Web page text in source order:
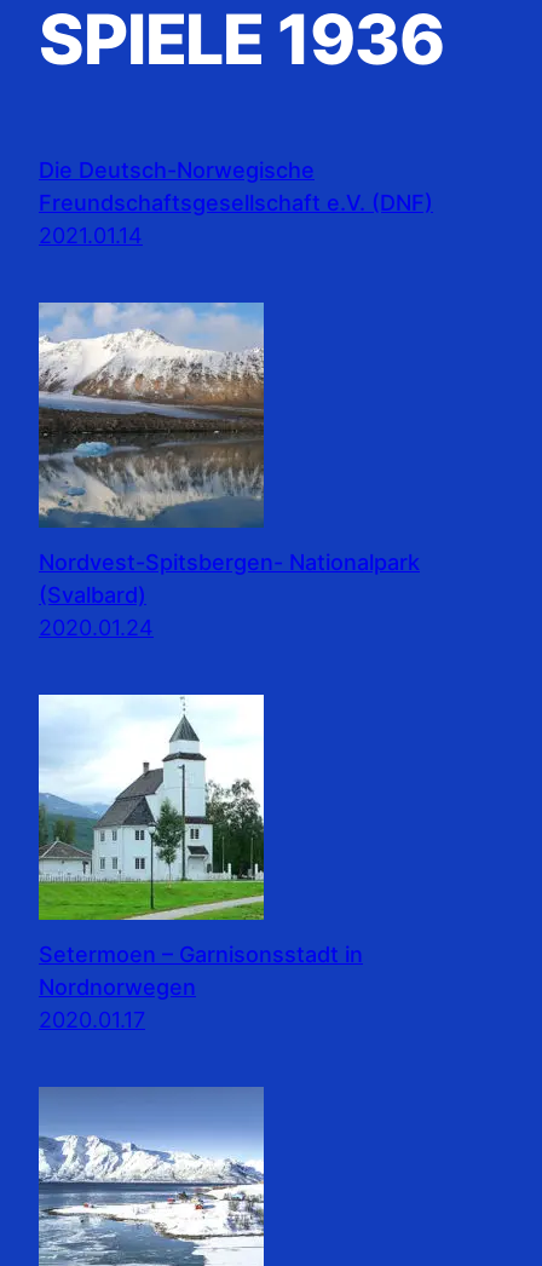
SPIELE 1936
Die Deutsch-Norwegische
Freundschaftsgesellschaft e.V. (DNF)
2021.01.14
Nordvest-Spitsbergen- Nationalpark
(Svalbard)
2020.01.24
Setermoen – Garnisonsstadt in
Nordnorwegen
2020.01.17